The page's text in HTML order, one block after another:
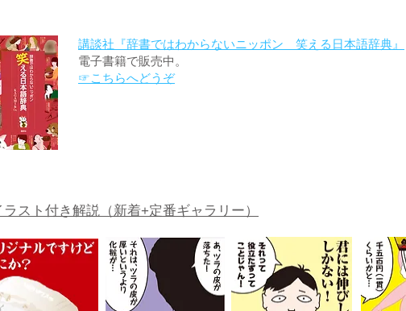
講談社『辞書ではわからないニッポン 笑える日本語辞典』
電子書籍で販売中。
☞こちらへどうぞ
ラスト付き解説（新着+定番ギャラリー）